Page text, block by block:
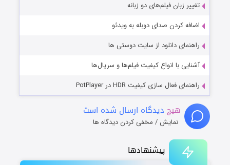
پیشنهادها
تغییر زبان فیلم‌های دو زبانه
اضافه کردن صدای دوبله به ویدئو
راهنمای دانلود از سایت دوستی ها
آشنایی با انواع کیفیت فیلم‌ها و سریال‌ها
راهنمای فعال سازی کیفیت HDR در PotPlayer
هیچ دیدگاه ارسال شده است
نمایش / مخفی کردن دیدگاه ها